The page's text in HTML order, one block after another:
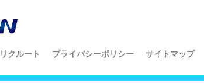
リクルート プライバシーポリシー サイトマップ